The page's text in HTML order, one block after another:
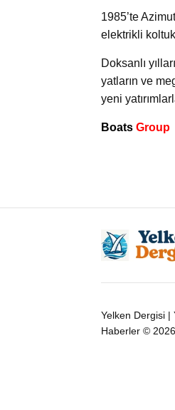
1985’te
elektrikli
Doksanlı
yatların ve
yeni
Boats Group
Yelken Dergisi |
Haberler © 2026